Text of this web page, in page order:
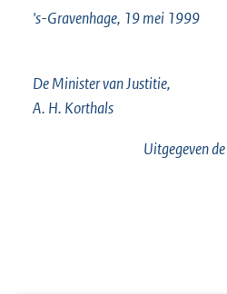
's-Gravenhage, 19 mei 1999
De Minister van Justitie,
A. H. Korthals
Uitgegeven de